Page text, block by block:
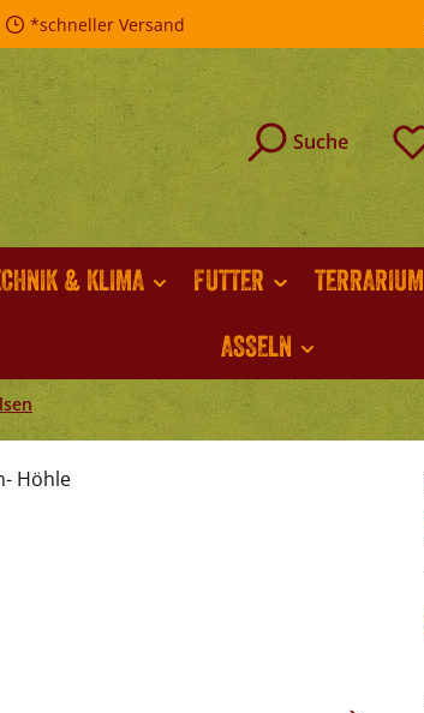
*schneller Versand
Suche
& KLIMA FUTTER TERRARIUM
ASSELN